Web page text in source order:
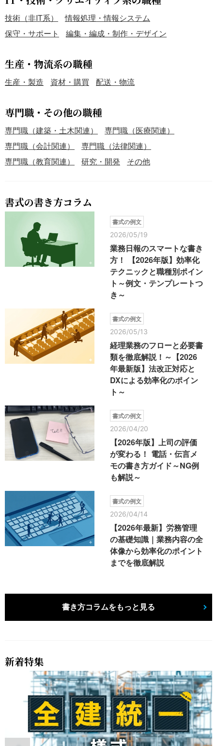
技術（非IT系）
情報処理・情報システム
保守・サポート
編集・編成・制作・デザイン
生産・物流系の職種
生産・製造 資材・購買 配送・物流
専門職・その他の職種
専門職（建築・土木関連）
専門職（医療関連）
専門職（会計関連）
専門職（法律関連）
専門職（教育関連）
研究・開発 その他
書式の書き方コラム
書式の例文
2026/05/19
業務日報のスマートな書き
方！ 【2026年版】効率化
テクニックと職種別ポイン
ト～例文・テンプレートつ
き～
書式の例文
2026/05/13
経理業務のフローと必要書
類を徹底解説！～【2026
年最新版】法改正対応と
DXによる効率化のポイン
ト～
書式の例文
2026/04/20
【2026年版】上司の評価
が変わる！ 電話・伝言メ
モの書き方ガイド～NG例
も解説～
書式の例文
2026/04/14
【2026年最新】労務管理
の基礎知識｜業務内容の全
体像から効率化のポイント
までを徹底解説
書き方コラムをもっと見る
新着特集